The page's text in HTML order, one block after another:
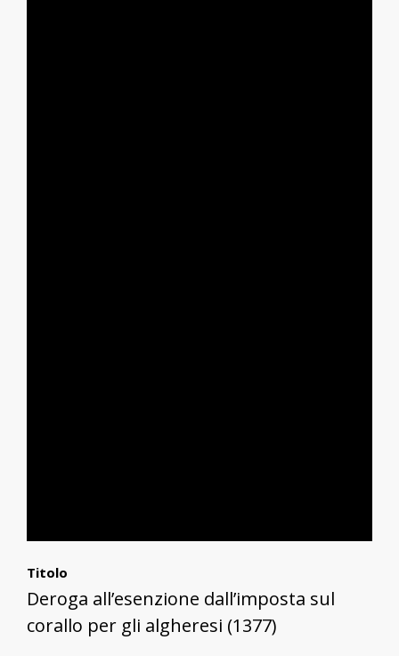
Titolo
Deroga all’esenzione dall’imposta sul
corallo per gli algheresi (1377)